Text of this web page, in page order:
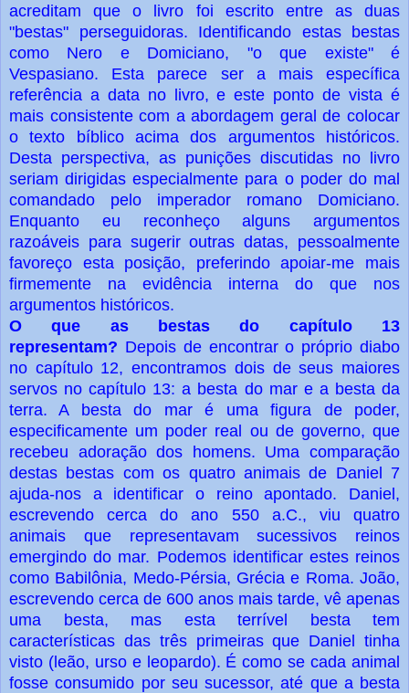
acreditam que o livro foi escrito entre as duas
"bestas" perseguidoras. Identificando estas bestas
como Nero e Domiciano, "o que existe" é
Vespasiano. Esta parece ser a mais específica
referência a data no livro, e este ponto de vista é
mais consistente com a abordagem geral de colocar
o texto bíblico acima dos argumentos históricos.
Desta perspectiva, as punições discutidas no livro
seriam dirigidas especialmente para o poder do mal
comandado pelo imperador romano Domiciano.
Enquanto eu reconheço alguns argumentos
razoáveis para sugerir outras datas, pessoalmente
favoreço esta posição, preferindo apoiar-me mais
firmemente na evidência interna do que nos
argumentos históricos.
O que as bestas do capítulo 13
representam? Depois de encontrar o próprio diabo
no capítulo 12, encontramos dois de seus maiores
servos no capítulo 13: a besta do mar e a besta da
terra. A besta do mar é uma figura de poder,
especificamente um poder real ou de governo, que
recebeu adoração dos homens. Uma comparação
destas bestas com os quatro animais de Daniel 7
ajuda-nos a identificar o reino apontado. Daniel,
escrevendo cerca do ano 550 a.C., viu quatro
animais que representavam sucessivos reinos
emergindo do mar. Podemos identificar estes reinos
como Babilônia, Medo-Pérsia, Grécia e Roma. João,
escrevendo cerca de 600 anos mais tarde, vê apenas
uma besta, mas esta terrível besta tem
características das três primeiras que Daniel tinha
visto (leão, urso e leopardo). É como se cada animal
fosse consumido por seu sucessor, até que a besta